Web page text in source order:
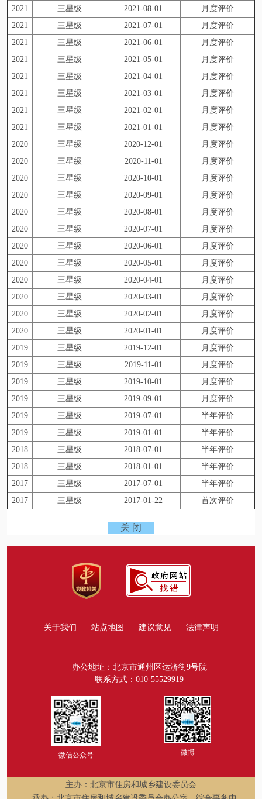
2021
三星级 2021-08-01
月度评价
2021
三星级 2021-07-01
月度评价
2021
三星级 2021-06-01
月度评价
2021
三星级 2021-05-01
月度评价
2021
三星级 2021-04-01
月度评价
2021
三星级 2021-03-01
月度评价
2021
三星级 2021-02-01
月度评价
2021
三星级 2021-01-01
月度评价
2020
三星级 2020-12-01
月度评价
2020
三星级 2020-11-01
月度评价
2020
三星级 2020-10-01
月度评价
2020
三星级 2020-09-01
月度评价
2020
三星级 2020-08-01
月度评价
2020
三星级 2020-07-01
月度评价
2020
三星级 2020-06-01
月度评价
2020
三星级 2020-05-01
月度评价
2020
三星级 2020-04-01
月度评价
2020
三星级 2020-03-01
月度评价
2020
三星级 2020-02-01
月度评价
2020
三星级 2020-01-01
月度评价
2019
三星级 2019-12-01
月度评价
2019
三星级 2019-11-01
月度评价
2019
三星级 2019-10-01
月度评价
2019
三星级 2019-09-01
月度评价
2019
三星级 2019-07-01
半年评价
2019
三星级 2019-01-01
半年评价
2018
三星级 2018-07-01
半年评价
2018
三星级 2018-01-01
半年评价
2017
三星级 2017-07-01
半年评价
2017
三星级 2017-01-22 首次评价
关于我们 站点地图 建议意见 法律声明
办公地址：北京市通州区达济街9号院
联系方式：010-55529919
微信公众号 微博
主办：北京市住房和城乡建设委员会